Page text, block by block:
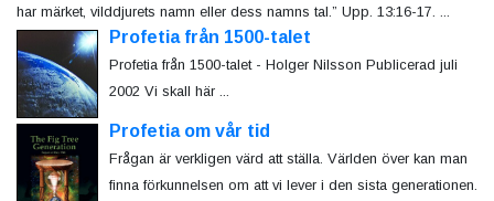
har märket, vilddjurets namn eller dess namns tal.” Upp. 13:16-17. ...
Profetia från 1500-talet
Profetia från 1500-talet - Holger Nilsson Publicerad juli
2002 Vi skall här ...
Profetia om vår tid
Frågan är verkligen värd att ställa. Världen över kan man
finna förkunnelsen om att vi lever i den sista generationen.